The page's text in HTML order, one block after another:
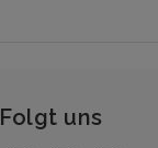
Folgt uns